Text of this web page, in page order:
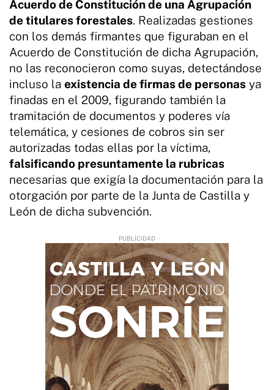
Acuerdo de Constitución de una Agrupación
de titulares forestales. Realizadas gestiones
con los demás firmantes que figuraban en el
Acuerdo de Constitución de dicha Agrupación,
no las reconocieron como suyas, detectándose
incluso la existencia de firmas de personas ya
finadas en el 2009, figurando también la
tramitación de documentos y poderes vía
telemática, y cesiones de cobros sin ser
autorizadas todas ellas por la víctima,
falsificando presuntamente la rubricas
necesarias que exigía la documentación para la
otorgación por parte de la Junta de Castilla y
León de dicha subvención.